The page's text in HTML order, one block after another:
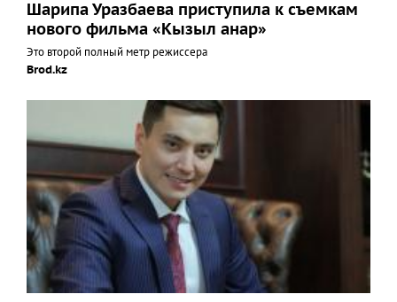
Шарипа Уразбаева приступила к съемкам
нового фильма «Кызыл анар»
Это второй полный метр режиссера
Brod.kz